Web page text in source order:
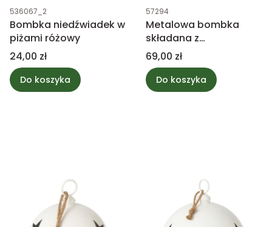
Kod produktu
536067_2
Bombka niedźwiadek w
piżami różowy
Cena
24,00 zł
Do koszyka
Kod produktu
57294
Metalowa bombka
składana z
dzwoneczkiem w
środku - biała S
Cena
69,00 zł
Do koszyka